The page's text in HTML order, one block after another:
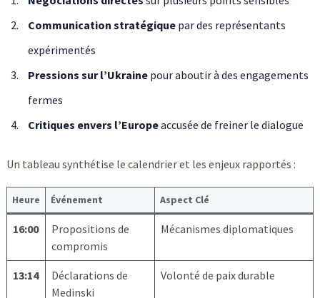
Communication stratégiquepar des représentants
expérimentés
Pressions sur l’Ukrainepour aboutir à des engagements
fermes
Critiques envers l’Europeaccusée de freiner le dialogue
Un tableau synthétise le calendrier et les enjeux rapportés :
Heure Événement Aspect Clé
16:00
Propositions de
compromis
Mécanismes diplomatiques
13:14
Déclarations de
Medinski
Volonté de paix durable